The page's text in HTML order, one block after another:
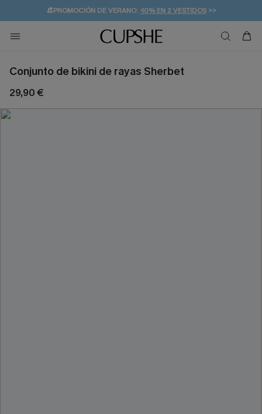
👒PROMOCIÓN DE VERANO:-10% EN 2 VESTIDOS>>
💌¡SUSCRIBIRSE & GANAR -10% EXTRA!
🚚ENVÍO GRATUITO A PARTIR DE 49 € >>
Conjunto de bikini de rayas Sherbet
29,90 €